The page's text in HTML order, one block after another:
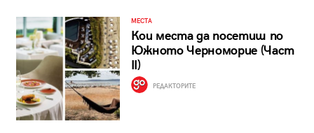
МЕСТА
Кои места да посетиш по
Южното Черноморие (Част
II)
РЕДАКТОРИТЕ